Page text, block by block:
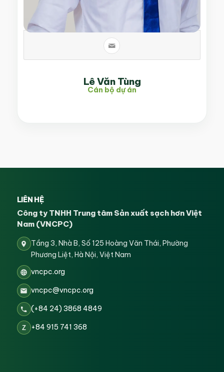
Lê Văn Tùng
Cán bộ dự án
LIÊN HỆ
Công ty TNHH Trung tâm Sản xuất sạch hơn Việt
Nam (VNCPC)
Tầng 3, Nhà B, Số 125 Hoàng Văn Thái, Phường
Phương Liệt, Hà Nội, Việt Nam
vncpc.org
vncpc@vncpc.org
(+84 24) 3868 4849
Z +84 915 741 368